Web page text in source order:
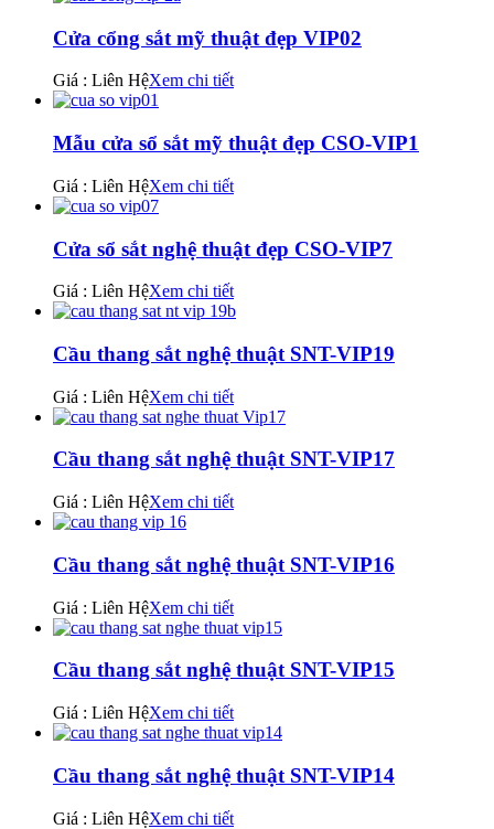
Cửa cổng sắt mỹ thuật đẹp VIP02
Giá : Liên HệXem chi tiết
Mẫu cửa sổ sắt mỹ thuật đẹp CSO-VIP1
Giá : Liên HệXem chi tiết
Cửa sổ sắt nghệ thuật đẹp CSO-VIP7
Giá : Liên HệXem chi tiết
Cầu thang sắt nghệ thuật SNT-VIP19
Giá : Liên HệXem chi tiết
Cầu thang sắt nghệ thuật SNT-VIP17
Giá : Liên HệXem chi tiết
Cầu thang sắt nghệ thuật SNT-VIP16
Giá : Liên HệXem chi tiết
Cầu thang sắt nghệ thuật SNT-VIP15
Giá : Liên HệXem chi tiết
Cầu thang sắt nghệ thuật SNT-VIP14
Giá : Liên HệXem chi tiết